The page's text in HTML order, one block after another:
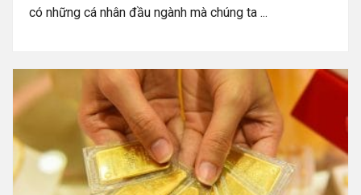
có những cá nhân đầu ngành mà chúng ta ...